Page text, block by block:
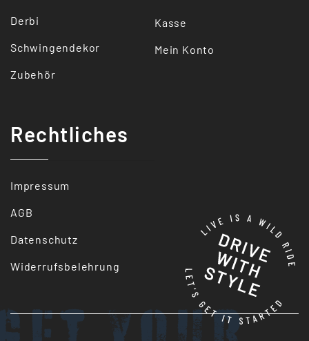
Derbi
Schwingendekor
Zubehör
Kasse
Mein Konto
Rechtliches
Impressum
AGB
Datenschutz
Widerrufsbelehrung